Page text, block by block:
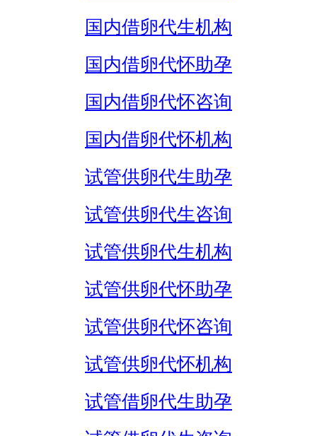
国内借卵代生机构
国内借卵代怀助孕
国内借卵代怀咨询
国内借卵代怀机构
试管供卵代生助孕
试管供卵代生咨询
试管供卵代生机构
试管供卵代怀助孕
试管供卵代怀咨询
试管供卵代怀机构
试管借卵代生助孕